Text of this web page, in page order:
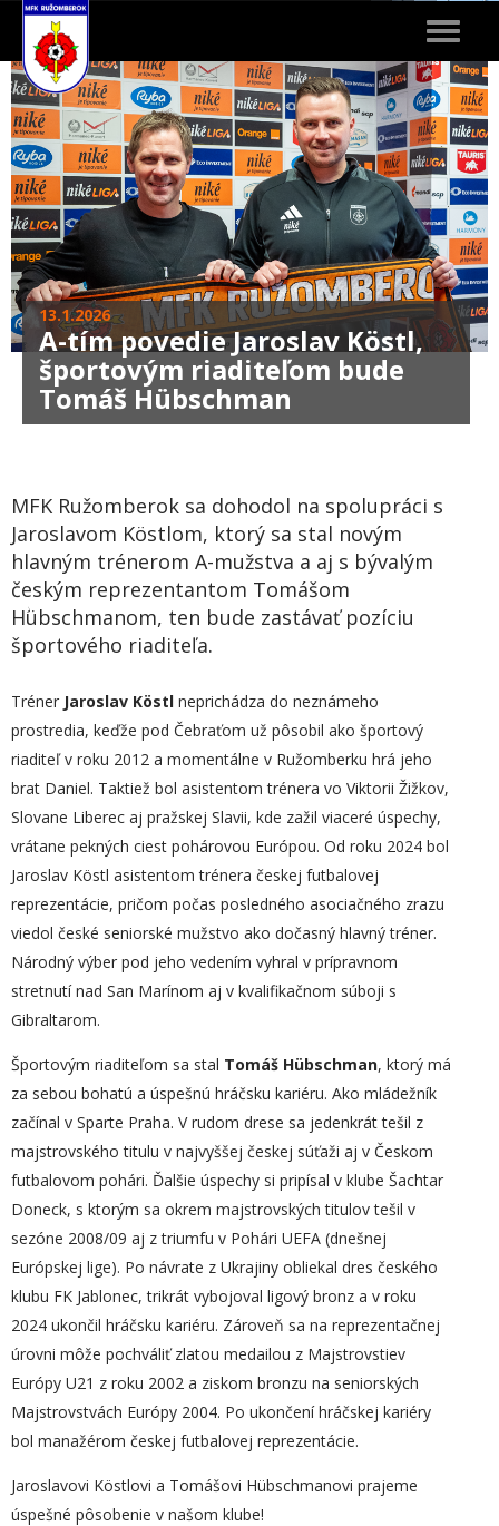
Toggle
13.1.2026
A-tím povedie Jaroslav Köstl,
športovým riaditeľom bude
Tomáš Hübschman
MFK Ružomberok sa dohodol na spolupráci s
Jaroslavom Köstlom, ktorý sa stal novým
hlavným trénerom A-mužstva a aj s bývalým
českým reprezentantom Tomášom
Hؗübschmanom, ten bude zastávať pozíciu
športového riaditeľa.
Tréner Jaroslav Köstl neprichádza do neznámeho
prostredia, keďže pod Čebraťom už pôsobil ako športový
riaditeľ v roku 2012 a momentálne v Ružomberku hrá jeho
brat Daniel. Taktiež bol asistentom trénera vo Viktorii Žižkov,
Slovane Liberec aj pražskej Slavii, kde zažil viaceré úspechy,
vrátane pekných ciest pohárovou Európou. Od roku 2024 bol
Jaroslav Köstl asistentom trénera českej futbalovej
reprezentácie, pričom počas posledného asociačného zrazu
viedol české seniorské mužstvo ako dočasný hlavný tréner.
Národný výber pod jeho vedením vyhral v prípravnom
stretnutí nad San Marínom aj v kvalifikačnom súboji s
Gibraltarom.
Športovým riaditeľom sa stal Tomáš Hübschman, ktorý má
za sebou bohatú a úspešnú hráčsku kariéru. Ako mládežník
začínal v Sparte Praha. V rudom drese sa jedenkrát tešil z
majstrovského titulu v najvyššej českej súťaži aj v Českom
futbalovom pohári. Ďalšie úspechy si pripísal v klube Šachtar
Doneck, s ktorým sa okrem majstrovských titulov tešil v
sezóne 2008/09 aj z triumfu v Pohári UEFA (dnešnej
Európskej lige). Po návrate z Ukrajiny obliekal dres českého
klubu FK Jablonec, trikrát vybojoval ligový bronz a v roku
2024 ukončil hráčsku kariéru. Zároveň sa na reprezentačnej
úrovni môže pochváliť zlatou medailou z Majstrovstiev
Európy U21 z roku 2002 a ziskom bronzu na seniorských
Majstrovstvách Európy 2004. Po ukončení hráčskej kariéry
bol manažérom českej futbalovej reprezentácie.
Jaroslavovi Köstlovi a Tomášovi Hübschmanovi prajeme
úspešné pôsobenie v našom klube!